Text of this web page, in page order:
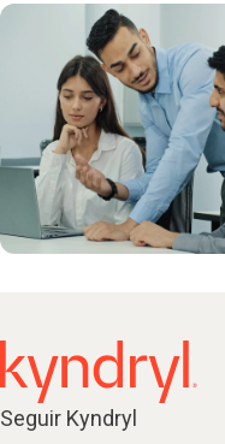
Seguir Kyndryl